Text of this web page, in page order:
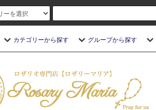
カテゴリーから探す グループから探す